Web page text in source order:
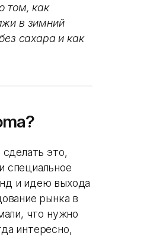
том, как
в зимний
сахара и как
это,
специальное
и идею выхода
рынка в
что нужно
интересно,